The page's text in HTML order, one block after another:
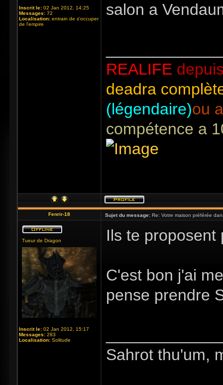
Inscrit le: 02 Jan 2012, 14:25
Messages: 72
Localisation: entrain de s'occuper
de l'empire
salon a
REALIFE
deadra
(légendaire)ou
compétence a
Fenrir-18 Sujet du message: Re: Votre maison préférée
Tueur de Dragon
Inscrit le: 02 Jan 2012, 15:17
Messages: 283
Localisation: Solitude
Ils te proposent
C'est bon j'ai
pense prendre
Sahrot thu'um,